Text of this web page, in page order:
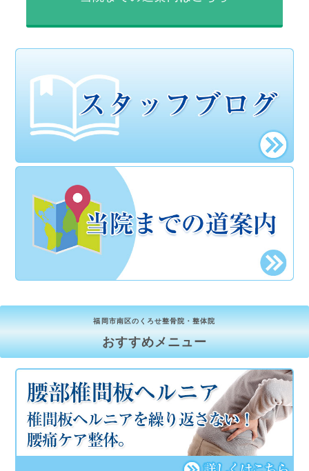
福岡市南区のくろせ整骨院・整体院
おすすめメニュー